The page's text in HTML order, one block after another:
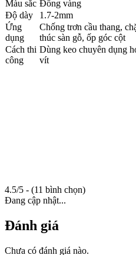
Màu sắc Đồng vàng
Độ dày
1.7-2mm
Ứng
dụng
Chống trơn cầu thang,
thúc sàn gỗ, ốp góc cột
Cách thi
công
Dùng keo chuyên dụng
vít
4.5/5 - (11 bình chọn)
Đang cập nhật...
Đánh giá
Chưa có đánh giá nào.